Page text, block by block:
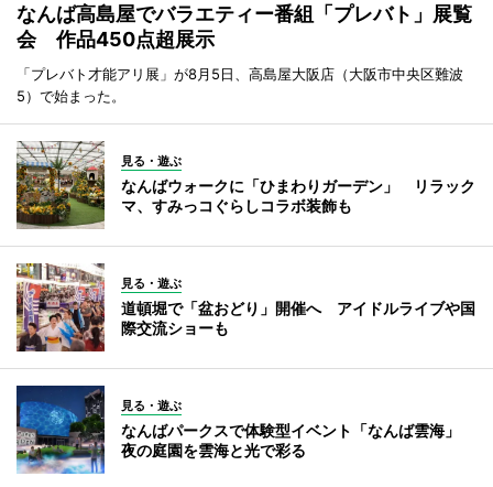
なんば高島屋でバラエティー番組「プレバト」展覧
会 作品450点超展示
「プレバト才能アリ展」が8月5日、高島屋大阪店（大阪市中央区難波
5）で始まった。
見る・遊ぶ
なんばウォークに「ひまわりガーデン」 リラック
マ、すみっコぐらしコラボ装飾も
見る・遊ぶ
道頓堀で「盆おどり」開催へ アイドルライブや国
際交流ショーも
見る・遊ぶ
なんばパークスで体験型イベント「なんば雲海」
夜の庭園を雲海と光で彩る